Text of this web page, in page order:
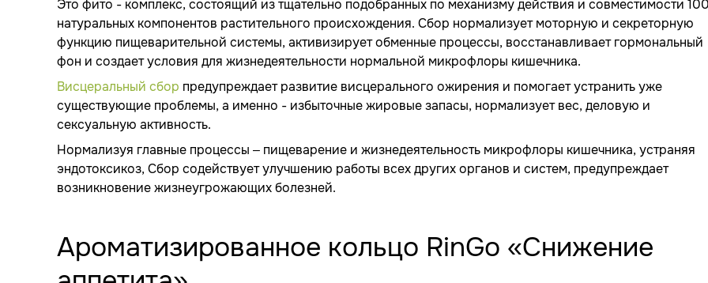
Это фито - комплекс, состоящий из тщательно подобранных по механизму действия и совместимости
натуральных компонентов растительного происхождения. Сбор нормализует моторную и секреторную
функцию пищеварительной системы, активизирует обменные процессы, восстанавливает гормональный
фон и создает условия для жизнедеятельности нормальной микрофлоры кишечника.
Висцеральный сбор предупреждает развитие висцерального ожирения и помогает устранить уже
существующие проблемы, а именно - избыточные жировые запасы, нормализует вес, деловую и
сексуальную активность.
Нормализуя главные процессы – пищеварение и жизнедеятельность микрофлоры кишечника, устраняя
эндотоксикоз, Сбор содействует улучшению работы всех других органов и систем, предупреждает
возникновение жизнеугрожающих болезней.
Ароматизированное кольцо RinGo «Снижение